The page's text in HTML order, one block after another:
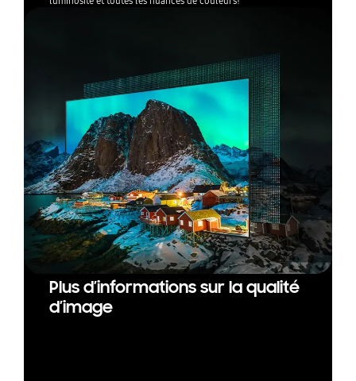
Plus d’informations sur la qualité
d’image